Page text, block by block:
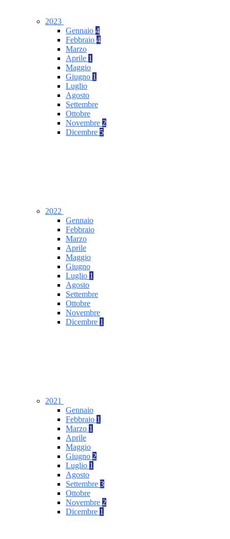
2023
Gennaio 4
Febbraio 4
Marzo
Aprile 1
Maggio
Giugno 1
Luglio
Agosto
Settembre
Ottobre
Novembre 2
Dicembre 5
2022
Gennaio
Febbraio
Marzo
Aprile
Maggio
Giugno
Luglio 1
Agosto
Settembre
Ottobre
Novembre
Dicembre 1
2021
Gennaio
Febbraio 1
Marzo 1
Aprile
Maggio
Giugno 2
Luglio 1
Agosto
Settembre 3
Ottobre
Novembre 2
Dicembre 1